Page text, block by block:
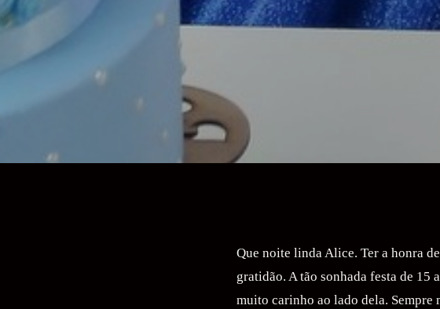
Que noite linda Alice. Ter a honra
gratidão. A tão sonhada festa de 15
muito carinho ao lado dela.